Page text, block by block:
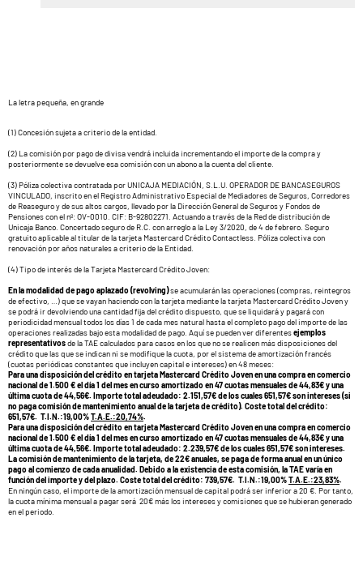
La letra pequeña, en grande
(1) Concesión sujeta a criterio de la entidad.
(2) La comisión por pago de divisa vendrá incluida incrementando el importe de la compra y
posteriormente se devuelve esa comisión con un abono a la cuenta del cliente.
(3) Póliza colectiva contratada por UNICAJA MEDIACIÓN, S.L.U. OPERADOR DE BANCASEGUROS
VINCULADO, inscrito en el Registro Administrativo Especial de Mediadores de Seguros, Corredores
de Reaseguro y de sus altos cargos, llevado por la Dirección General de Seguros y Fondos de
Pensiones con el nº: OV-0010. CIF: B-92802271. Actuando a través de la Red de distribución de
Unicaja Banco. Concertado seguro de R.C. con arreglo a la Ley 3/2020, de 4 de febrero. Seguro
gratuito aplicable al titular de la tarjeta Mastercard Crédito Contactless. Póliza colectiva con
renovación por años naturales a criterio de la Entidad.
(4) Tipo de interés de la Tarjeta Mastercard Crédito Joven:
En la modalidad de pago aplazado (revolving)se acumularán las operaciones (compras, reintegros
de efectivo, …) que se vayan haciendo con la tarjeta mediante la tarjeta Mastercard Crédito Joven y
se podrá ir devolviendo una cantidad fija del crédito dispuesto, que se liquidará y pagará con
periodicidad mensual todos los días 1 de cada mes natural hasta el completo pago del importe de las
operaciones realizadas bajo esta modalidad de pago. Aquí se pueden ver diferentesejemplos
representativosde la TAE calculados para casos en los que no se realicen más disposiciones del
crédito que las que se indican ni se modifique la cuota, por el sistema de amortización francés
(cuotas periódicas constantes que incluyen capital e intereses) en 48 meses:
Para una disposición del crédito en tarjeta Mastercard Crédito Joven en una compra en comercio
nacional de 1.500 € el día 1 del mes en curso amortizado en 47 cuotas mensuales de 44,83€ y una
última cuota de 44,56€. Importe total adeudado: 2.151,57€ de los cuales 651,57€ son intereses (si
no paga comisión de mantenimiento anual de la tarjeta de crédito). Coste total del crédito:
651,57€. T.I.N.:19,00%T.A.E.:20,74%.
Para una disposición del crédito en tarjeta Mastercard Crédito Joven en una compra en comercio
nacional de 1.500 € el día 1 del mes en curso amortizado en 47 cuotas mensuales de 44,83€ y una
última cuota de 44,56€. Importe total adeudado: 2.239,57€ de los cuales 651,57€ son intereses.
La comisión de mantenimiento de la tarjeta, de 22€ anuales, se paga de forma anual en un único
pago al comienzo de cada anualidad. Debido a la existencia de esta comisión, la TAE varía en
función del importe y del plazo. Coste total del crédito: 739,57€. T.I.N.:19,00%T.A.E.:23,83%.
En ningún caso, el importe de la amortización mensual de capital podrá ser inferior a 20 €. Por tanto,
la cuota mínima mensual a pagar será 20€ más los intereses y comisiones que se hubieran generado
en el periodo.